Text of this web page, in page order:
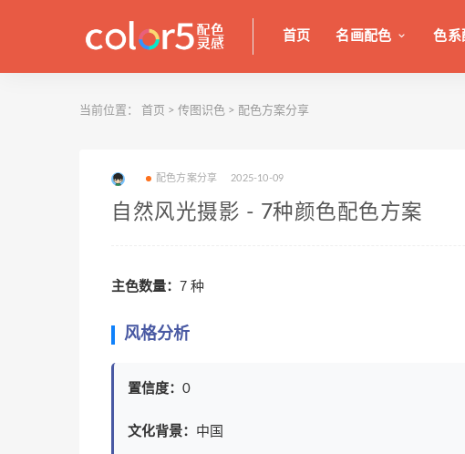
首页 名画配色 色系
当前位置： 首页 > 传图识色 > 配色方案分享
配色方案分享 2025-10-09
自然风光摄影 - 7种颜色配色方案
主色数量： 7 种
风格分析
置信度： 0
文化背景： 中国